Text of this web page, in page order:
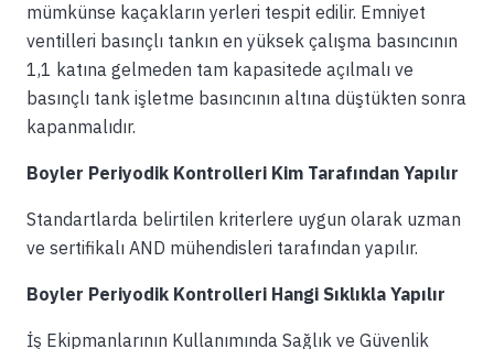
mümkünse kaçakların yerleri tespit edilir. Emniyet
ventilleri basınçlı tankın en yüksek çalışma basıncının
1,1 katına gelmeden tam kapasitede açılmalı ve
basınçlı tank işletme basıncının altına düştükten sonra
kapanmalıdır.
Boyler Periyodik Kontrolleri Kim Tarafından Yapılır
Standartlarda belirtilen kriterlere uygun olarak uzman
ve sertifikalı AND mühendisleri tarafından yapılır.
Boyler Periyodik Kontrolleri Hangi Sıklıkla Yapılır
İş Ekipmanlarının Kullanımında Sağlık ve Güvenlik